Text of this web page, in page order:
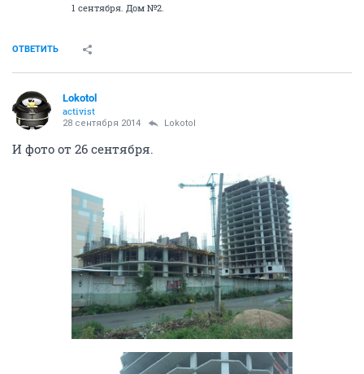
1 сентября. Дом №2.
ОТВЕТИТЬ
Lokotol
activist
28 сентября 2014 Lokotol
И фото от 26 сентября.